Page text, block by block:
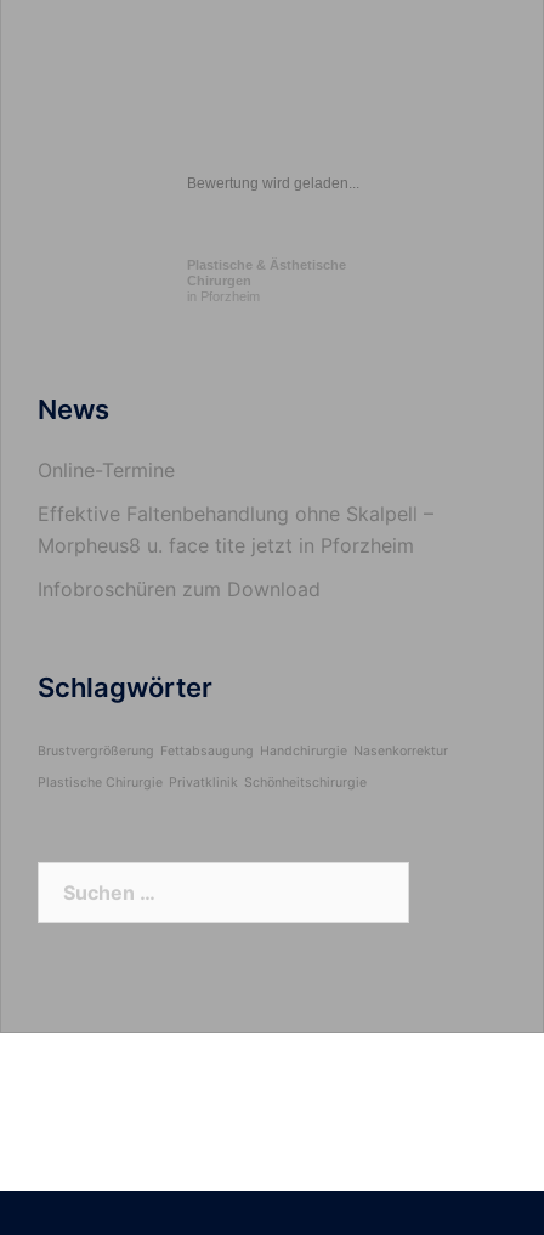
Bewertung wird geladen...
Plastische & Ästhetische
Chirurgen
in Pforzheim
News
Online-Termine
Effektive Faltenbehandlung ohne Skalpell –
Morpheus8 u. face tite jetzt in Pforzheim
Infobroschüren zum Download
Schlagwörter
Brustvergrößerung Fettabsaugung Handchirurgie Nasenkorrektur
Plastische Chirurgie Privatklinik Schönheitschirurgie